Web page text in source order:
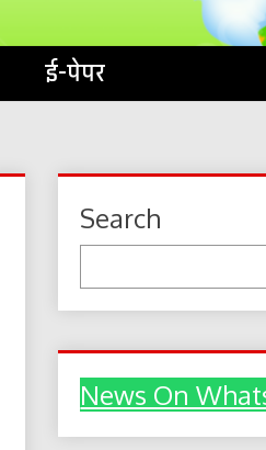
ई-पेपर
Search
News On